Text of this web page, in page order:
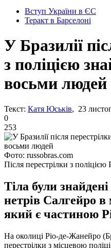
Вступ України в ЄС
Теракт в Барселоні
У Бразилії
з поліцією
восьми людей
Текст: Катя Юськів, 23
0
253
Фото: russobras.com
Після перестрілки з
Тіла були
нетрів Салгейро в
який є частиною
На околиці Ріо-де-Жанейро
перестрілки з місцевою